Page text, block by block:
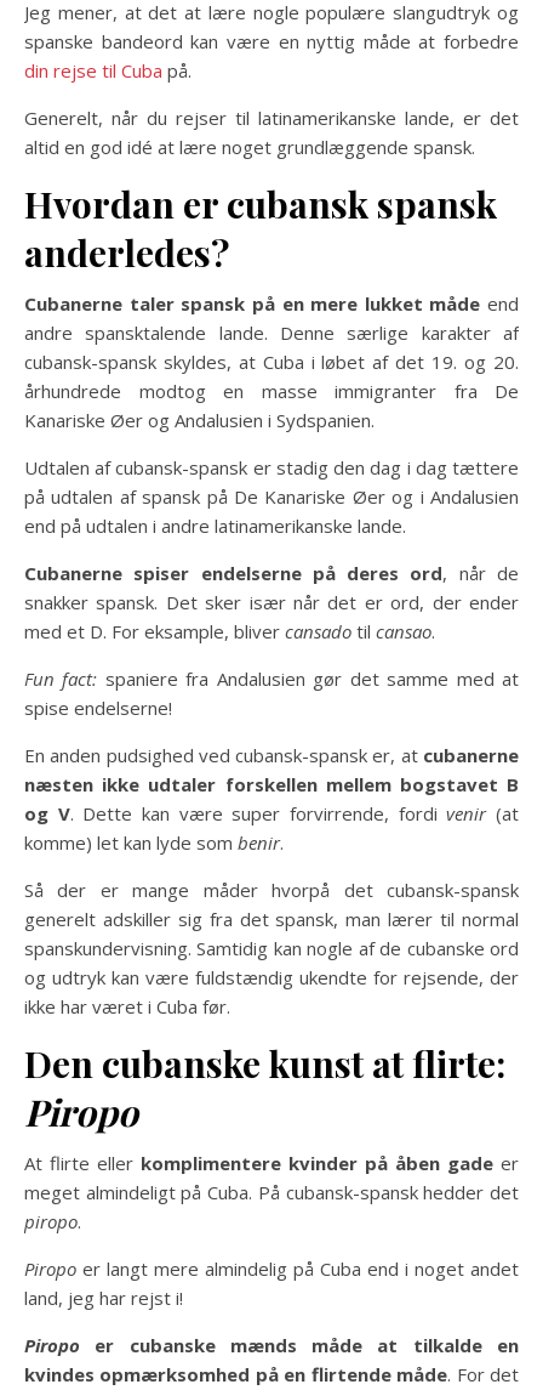
Jeg mener, at det at lære nogle populære slangudtryk og
spanske bandeord kan være en nyttig måde at forbedre
din rejse til Cuba på.
Generelt, når du rejser til latinamerikanske lande, er det
altid en god idé at lære noget grundlæggende spansk.
Hvordan er cubansk spansk
anderledes?
Cubanerne taler spansk på en mere lukket måde end
andre spansktalende lande. Denne særlige karakter af
cubansk-spansk skyldes, at Cuba i løbet af det 19. og 20.
århundrede modtog en masse immigranter fra De
Kanariske Øer og Andalusien i Sydspanien.
Udtalen af ​​cubansk-spansk er stadig den dag i dag tættere
på udtalen af spansk på De Kanariske Øer og i Andalusien
end på udtalen i andre latinamerikanske lande.
Cubanerne spiser endelserne på deres ord, når de
snakker spansk. Det sker især når det er ord, der ender
med et D. For eksample, bliver cansado til cansao.
Fun fact: spaniere fra Andalusien gør det samme med at
spise endelserne!
En anden pudsighed ved cubansk-spansk er, at cubanerne
næsten ikke udtaler forskellen mellem bogstavet B
og V. Dette kan være super forvirrende, fordivenir(at
komme) let kan lyde som benir.
Så der er mange måder hvorpå det cubansk-spansk
generelt adskiller sig fra det spansk, man lærer til normal
spanskundervisning. Samtidig kan nogle af de cubanske ord
og udtryk kan være fuldstændig ukendte for rejsende, der
ikke har været i Cuba før.
Den cubanske kunst at flirte:
Piropo
At flirte eller komplimentere kvinder på åben gade er
meget almindeligt på Cuba. På cubansk-spansk hedder det
piropo.
Piropo er langt mere almindelig på Cuba end i noget andet
land, jeg har rejst i!
Piropo er cubanske mænds måde at tilkalde en
kvindes opmærksomhed på en flirtende måde. For det